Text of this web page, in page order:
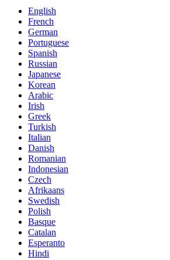
English
French
German
Portuguese
Spanish
Russian
Japanese
Korean
Arabic
Irish
Greek
Turkish
Italian
Danish
Romanian
Indonesian
Czech
Afrikaans
Swedish
Polish
Basque
Catalan
Esperanto
Hindi